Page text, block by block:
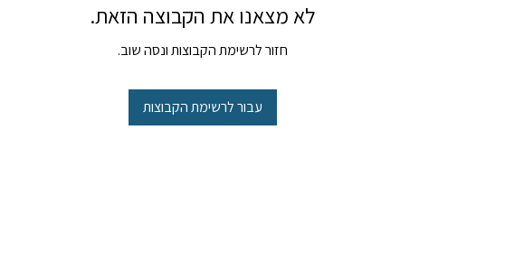
לא מצאנו את הקבוצה הזאת.
חזור לרשימת הקבוצות ונסה שוב.
עבור לרשימת הקבוצות